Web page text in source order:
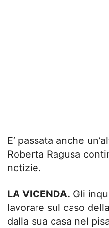
E’ passata anche
Roberta Ragusa
notizie.
LA VICENDA. Gli
lavorare sul caso
dalla sua casa nel